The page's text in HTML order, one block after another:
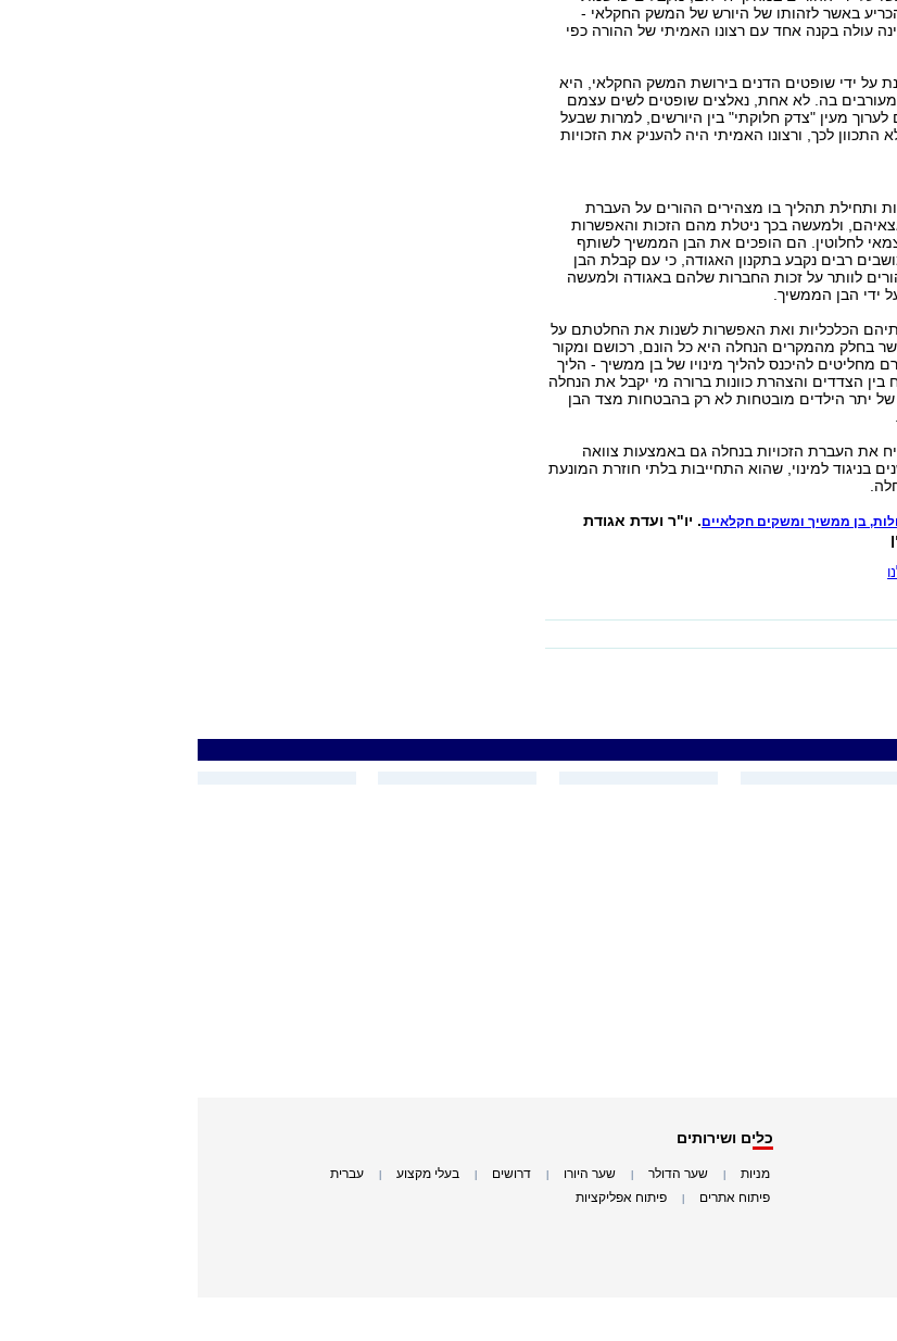
באשר לזהותו של היורש של המשק החקלאי -
עולה בקנה אחד עם רצונו האמיתי של ההורה כפי
על ידי שופטים הדנים בירושת המשק החקלאי, היא
מעורבים בה. לא אחת, נאלצים שופטים לשים עצמם
מעין "צדק חלוקתי" בין היורשים, למרות שבעל
התכוון לכך, ורצונו האמיתי היה להעניק את הזכויות
ותחילת תהליך בו מצהירים ההורים על העברת
ולמעשה בכך ניטלת מהם הזכות והאפשרות
לחלוטין. הם הופכים את הבן הממשיך לשותף
רבים נקבע בתקנון האגודה, כי עם קבלת הבן
לוותר על זכות החברות שלהם באגודה ולמעשה
ידי הבן הממשיך.
הכלכליות ואת האפשרות לשנות את החלטתם על
בחלק מהמקרים הנחלה היא כל הונם, רכושם ומקור
מחליטים להיכנס להליך מינויו של בן ממשיך - הליך
בין הצדדים והצהרת כוונות ברורה מי יקבל את הנחלה
של יתר הילדים מובטחות לא רק בהבטחות מצד הבן
את העברת הזכויות בנחלה גם באמצעות צוואה
בניגוד למינוי, שהוא התחייבות בלתי חוזרת המונעת
בן ממשיך ומשקים חקלאיים. יו"ר ועדת אגודת
כלים ושירותים
מניות שער הדולר שער היורו דרושים בעלי מקצוע עברית
פיתוח אתרים פיתוח אפליקציות